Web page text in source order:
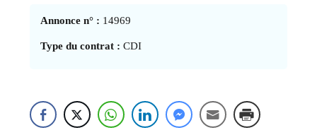
Annonce n° : 14969
Type du contrat : CDI